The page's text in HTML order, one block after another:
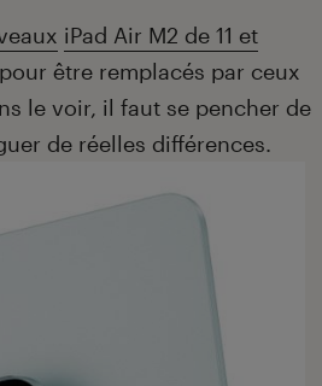
iPad Air M2 de 11 et
être remplacés par ceux
le voir, il faut se pencher de
de réelles différences.